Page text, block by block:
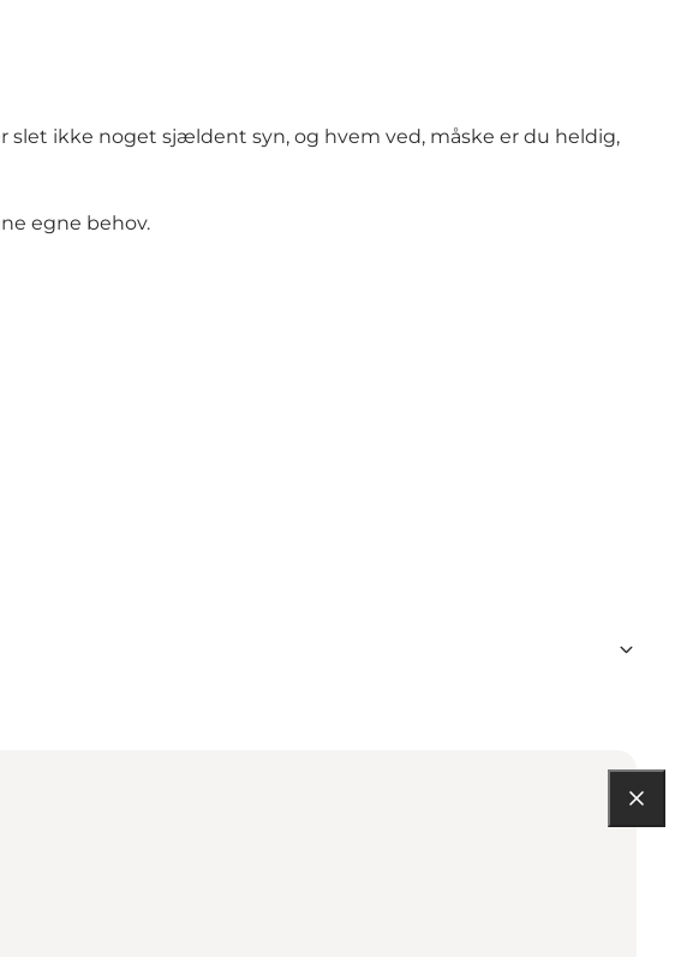
slet ikke noget sjældent syn, og hvem ved, måske er du heldig,
egne behov.